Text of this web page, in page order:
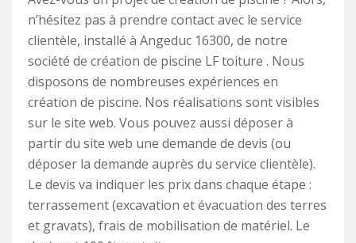
n’hésitez pas à prendre contact avec le service
clientèle, installé à Angeduc 16300, de notre
société de création de piscine LF toiture . Nous
disposons de nombreuses expériences en
création de piscine. Nos réalisations sont visibles
sur le site web. Vous pouvez aussi déposer à
partir du site web une demande de devis (ou
déposer la demande auprès du service clientèle).
Le devis va indiquer les prix dans chaque étape :
terrassement (excavation et évacuation des terres
et gravats), frais de mobilisation de matériel. Le